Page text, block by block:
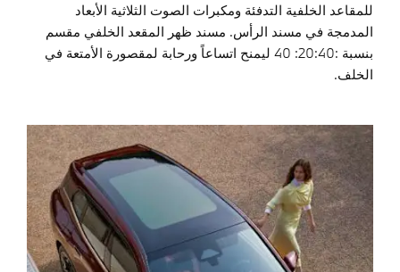
للمقاعد الخلفية التدفئة ومكبرات الصوت الثلاثية الأبعاد
المدمجة في مسند الرأس. مسند ظهر المقعد الخلفي مقسم
بنسبة :20:40: 40 ليمنح اتساعاً ورحابة لمقصورة الأمتعة في
الخلف.